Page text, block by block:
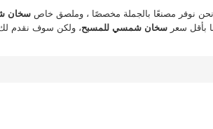
نحن نوفر مصنعًا بالجملة مخصصًا ، وملصق خاصسخان
بأقل سعرسخان شمسي للمسبح، ولكن سوف نقدم